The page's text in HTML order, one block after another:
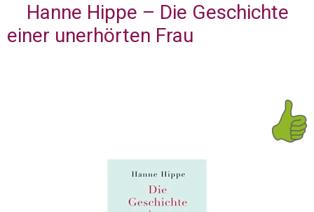
Hanne Hippe – Die Geschichte
einer unerhörten Frau